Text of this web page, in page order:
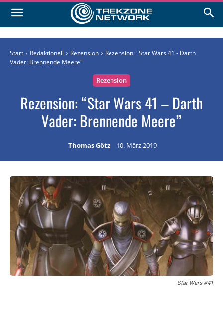
Start Redaktionell Rezension
Rezension: "Star Wars 41 - Darth
Vader: Brennende Meere"
Rezension
Rezension: “Star Wars 41 – Darth
Vader: Brennende Meere”
Thomas Götz 10. März 2019
Star Wars #41